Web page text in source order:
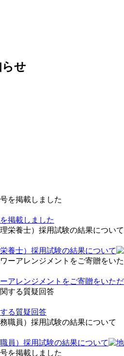
せ
掲載しました
養士）採用試験の結果について
アレンジメントをご寄贈をいた
る質疑回答
員）採用試験の結果について